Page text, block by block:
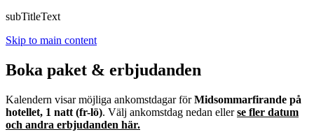
subTitleText
Skip to main content
Boka paket & erbjudanden
Kalendern visar möjliga ankomstdagar förMidsommarfirande på
hotellet, 1 natt (fr-lö). Välj ankomstdag nedan ellerse fler datum
och andra erbjudanden här.